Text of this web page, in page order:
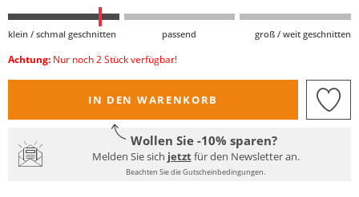
klein / schmal geschnitten passend groß / weit geschnitten
Achtung: Nur noch 2 Stück verfügbar!
IN DEN WARENKORB
Wollen Sie -10% sparen?
Melden Sie sich jetztfür den Newsletter an.
Beachten Sie die Gutscheinbedingungen.